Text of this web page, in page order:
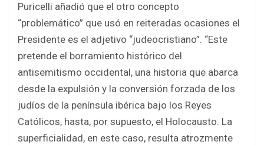
Puricelli añadió que el otro concepto
“problemático” que usó en reiteradas ocasiones el
Presidente es el adjetivo “judeocristiano”. “Este
pretende el borramiento histórico del
antisemitismo occidental, una historia que abarca
desde la expulsión y la conversión forzada de los
judíos de la península ibérica bajo los Reyes
Católicos, hasta, por supuesto, el Holocausto. La
superficialidad, en este caso, resulta atrozmente